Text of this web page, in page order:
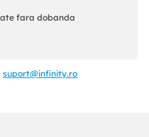
fara dobanda
suport@infinity.ro